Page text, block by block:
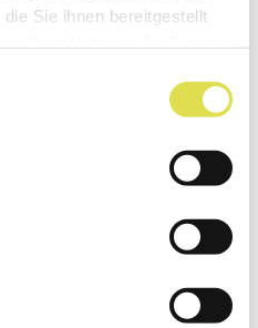
Sie ihnen bereitgestellt
unter dem Lichtmikroskop;